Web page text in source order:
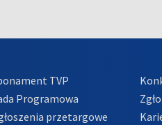
TVP
Programowa
przetargowe